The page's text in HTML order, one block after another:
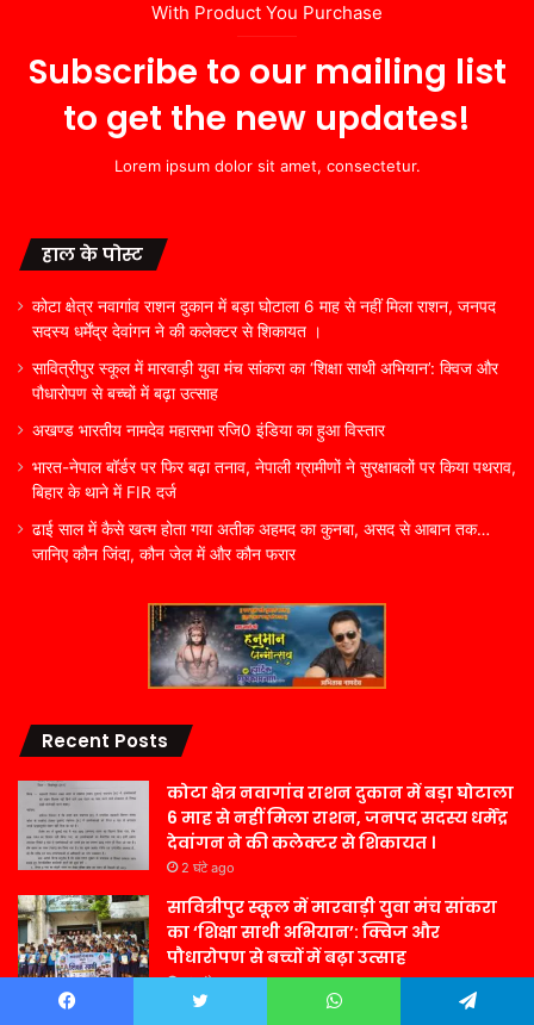
With Product You Purchase
Subscribe to our mailing list
to get the new updates!
Lorem ipsum dolor sit amet, consectetur.
हाल के पोस्ट
कोटा क्षेत्र नवागांव राशन दुकान में बड़ा घोटाला 6 माह से नहीं मिला राशन, जनपद
सदस्य धर्मेंद्र देवांगन ने की कलेक्टर से शिकायत ।
सावित्रीपुर स्कूल में मारवाड़ी युवा मंच सांकरा का ‘शिक्षा साथी अभियान’: क्विज और
पौधारोपण से बच्चों में बढ़ा उत्साह
अखण्ड भारतीय नामदेव महासभा रजि0 इंडिया का हुआ विस्तार
भारत-नेपाल बॉर्डर पर फिर बढ़ा तनाव, नेपाली ग्रामीणों ने सुरक्षाबलों पर किया पथराव,
बिहार के थाने में FIR दर्ज
ढाई साल में कैसे खत्म होता गया अतीक अहमद का कुनबा, असद से आबान तक…
जानिए कौन जिंदा, कौन जेल में और कौन फरार
Recent Posts
कोटा क्षेत्र नवागांव राशन दुकान में बड़ा घोटाला
6 माह से नहीं मिला राशन, जनपद सदस्य धर्मेंद्र
देवांगन ने की कलेक्टर से शिकायत ।
2 घंटे ago
सावित्रीपुर स्कूल में मारवाड़ी युवा मंच सांकरा
का ‘शिक्षा साथी अभियान’: क्विज और
पौधारोपण से बच्चों में बढ़ा उत्साह
13 घंटे ago